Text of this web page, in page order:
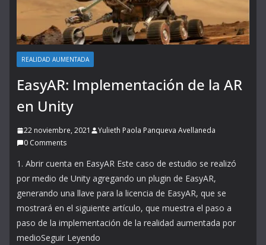
REALIDAD AUMENTADA
EasyAR: Implementación de la AR
en Unity
22 noviembre, 2021
Yulieth Paola Panqueva Avellaneda
0 Comments
1. Abrir cuenta en EasyAR Este caso de estudio se realizó
por medio de Unity agregando un plugin de EasyAR,
generando una llave para la licencia de EasyAR, que se
mostrará en el siguiente artículo, que muestra el paso a
paso de la implementación de la realidad aumentada por
medioSeguir Leyendo